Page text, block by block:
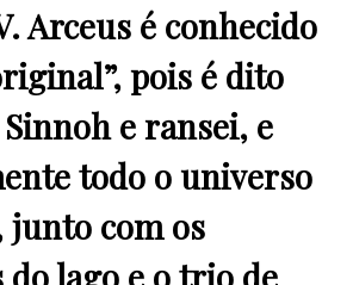
Arceus é conhecido
pois é dito
e ransei, e
todo o universo
junto com os
do lago e o trio de